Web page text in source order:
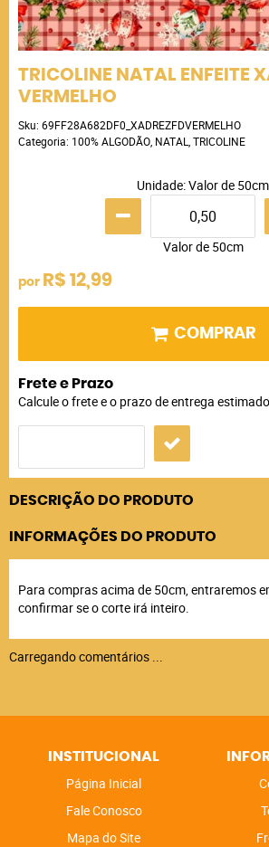
TRICOLINE NATAL ENFEITE
VERMELHO
Sku: 69FF28A682DF0_XADREZFDVERMELHO
Categoria: 100% ALGODÃO NATAL TRICOLINE
Unidade: Valor de 50cm
Valor de 50cm
por R$ 12,99
COMPRAR
Frete e Prazo
Calcule o frete e o prazo de entrega
DESCRIÇÃO DO PRODUTO
INFORMAÇÕES DO PRODUTO
Para compras acima de 50cm, entraremos
confirmar se o corte irá inteiro.
Carregando comentários ...
INSTITUCIONAL
Página Inicial
Fale Conosco
Mapa do Site